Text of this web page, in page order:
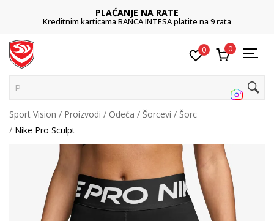
PLAĆANJE NA RATE
Kreditnim karticama BANCA INTESA platite na 9 rata
0 0
Pretr
Sport Vision Proizvodi Odeća Šorcevi
Šorc
Nike Pro Sculpt